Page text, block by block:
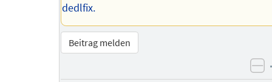
dedlfix.
Beitrag melden